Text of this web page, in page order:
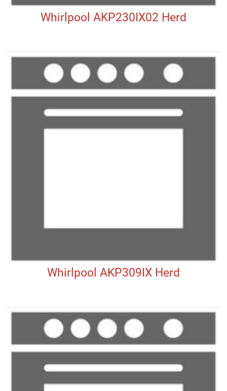
Whirlpool AKP230IX02 Herd
Whirlpool AKP309IX Herd